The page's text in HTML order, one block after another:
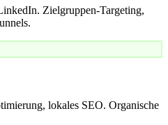
Zielgruppen-Targeting,
lokales SEO. Organische